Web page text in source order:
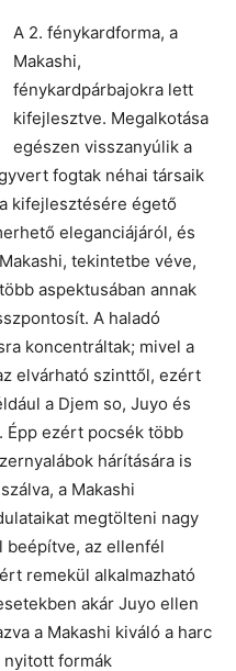
A 2. fénykardforma, a
Makashi,
fénykardpárbajokra lett
kifejlesztve. Megalkotása
egészen visszanyúlik a
fogtak néhai társaik
kifejlesztésére égető
eleganciájáról, és
tekintetbe véve,
aspektusában annak
A haladó
koncentráltak; mivel a
elvárható szinttől, ezért
a Djem so, Juyo és
Épp ezért pocsék több
hárítására is
a Makashi
megtölteni nagy
beépítve, az ellenfél
remekül alkalmazható
akár Juyo ellen
a Makashi kiváló a harc
nyitott formák